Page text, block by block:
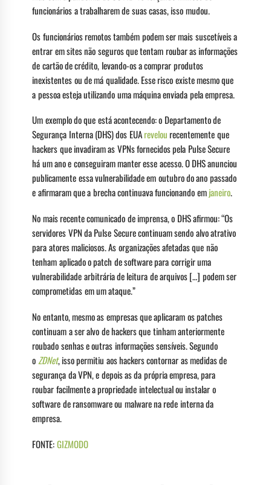
funcionários a trabalharem de suas casas, isso mudou.
Os funcionários remotos também podem ser mais suscetíveis a
entrar em sites não seguros que tentam roubar as informações
de cartão de crédito, levando-os a comprar produtos
inexistentes ou de má qualidade. Esse risco existe mesmo que
a pessoa esteja utilizando uma máquina enviada pela empresa.
Um exemplo do que está acontecendo: o Departamento de
Segurança Interna (DHS) dos EUArevelourecentemente que
hackers que invadiram as VPNs fornecidos pela Pulse Secure
há um ano e conseguiram manter esse acesso. O DHS anunciou
publicamente essa vulnerabilidade em outubro do ano passado
e afirmaram que a brecha continuava funcionando emjaneiro.
No mais recente comunicado de imprensa, o DHS afirmou: “Os
servidores VPN da Pulse Secure continuam sendo alvo atrativo
para atores maliciosos. As organizações afetadas que não
tenham aplicado o patch de software para corrigir uma
vulnerabilidade arbitrária de leitura de arquivos […] podem ser
comprometidas em um ataque.”
No entanto, mesmo as empresas que aplicaram os patches
continuam a ser alvo de hackers que tinham anteriormente
roubado senhas e outras informações sensíveis. Segundo
o ZDNet, isso permitiu aos hackers contornar as medidas de
segurança da VPN, e depois as da própria empresa, para
roubar facilmente a propriedade intelectual ou instalar o
software de ransomware ou malware na rede interna da
empresa.
FONTE:GIZMODO